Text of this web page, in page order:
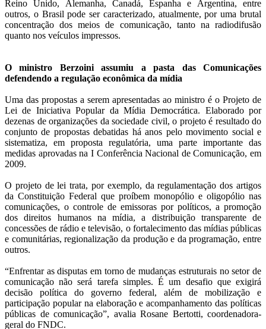
comunicações
Reino Unido, Alemanha, Canadá, Espanha e Argentina, entre
outros, o Brasil pode ser caracterizado, atualmente, por uma brutal
concentração dos meios de comunicação, tanto na radiodifusão
quanto nos veículos impressos.
O ministro Berzoini assumiu a pasta das Comunicações
defendendo a regulação econômica da mídia
Uma das propostas a serem apresentadas ao ministro é o Projeto de
Lei de Iniciativa Popular da Mídia Democrática. Elaborado por
dezenas de organizações da sociedade civil, o projeto é resultado do
conjunto de propostas debatidas há anos pelo movimento social e
sistematiza, em proposta regulatória, uma parte importante das
medidas aprovadas na I Conferência Nacional de Comunicação, em
2009.
O projeto de lei trata, por exemplo, da regulamentação dos artigos
da Constituição Federal que proíbem monopólio e oligopólio nas
comunicações, o controle de emissoras por políticos, a promoção
dos direitos humanos na mídia, a distribuição transparente de
concessões de rádio e televisão, o fortalecimento das mídias públicas
e comunitárias, regionalização da produção e da programação, entre
outros.
“Enfrentar as disputas em torno de mudanças estruturais no setor de
comunicação não será tarefa simples. É um desafio que exigirá
decisão política do governo federal, além de mobilização e
participação popular na elaboração e acompanhamento das políticas
públicas de comunicação”, avalia Rosane Bertotti, coordenadora-
geral do FNDC.